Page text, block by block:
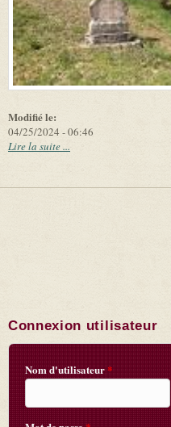
Modifié le:
04/25/2024 - 06:46
Lire la suite ...
Connexion utilisateur
Nom d'utilisateur*